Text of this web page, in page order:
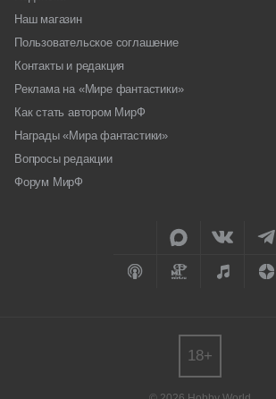
Наш магазин
Пользовательское соглашение
Контакты и редакция
Реклама на «Мире фантастики»
Как стать автором МирФ
Награды «Мира фантастики»
Вопросы редакции
Форум МирФ
18+